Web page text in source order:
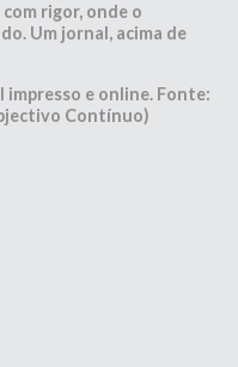
rigor, onde o
Um jornal, acima de
e online. Fonte:
Contínuo)